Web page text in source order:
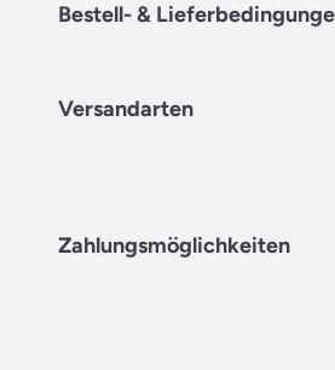
Bestell- &
Versandarten
Zahlungsmöglichkeiten